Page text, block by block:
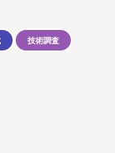
技術調査